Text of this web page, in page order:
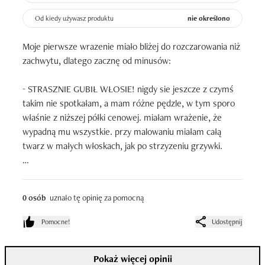
Ilość zużytych opakowań: jeden
Od kiedy używasz produktu nie określono
Moje pierwsze wrazenie miało bliżej do rozczarowania niż
zachwytu, dlatego zacznę od minusów:
- STRASZNIE GUBIŁ WŁOSIE! nigdy sie jeszcze z czymś
takim nie spotkałam, a mam różne pędzle, w tym sporo
właśnie z niższej półki cenowej. miałam wrażenie, że
wypadną mu wszystkie. przy malowaniu miałam całą
twarz w małych włoskach, jak po strzyzeniu grzywki.
- biała rączka, łatwo sie brudzi; a wiadomo, że przy
robieniu mejkapa ma się często łapki w kosmetykach. ;)
- mój nie jest &quot;mięciusi&quot; jak można przeczytać
0 osób uznało tę opinię za pomocną
Pomocne! Udostępnij
Pokaż więcej opinii